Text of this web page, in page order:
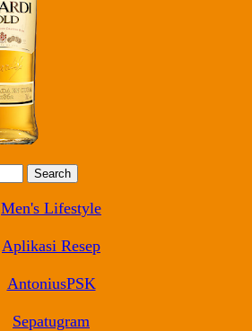
Men's Lifestyle
Aplikasi Resep
AntoniusPSK
Sepatugram